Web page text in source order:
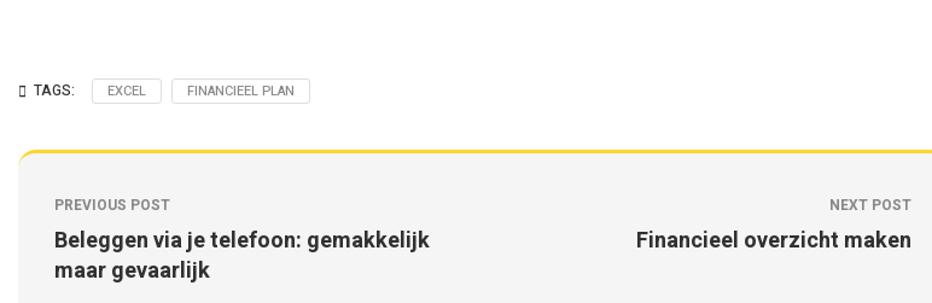
TAGS: EXCEL FINANCIEEL PLAN
PREVIOUS POST
Beleggen via je telefoon: gemakkelijk
maar gevaarlijk
NEXT POST
Financieel overzicht maken